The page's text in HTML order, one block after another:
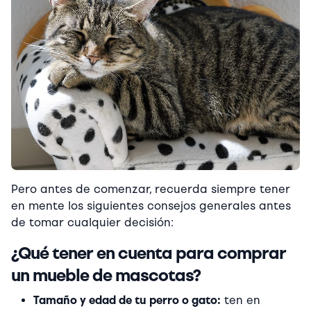
Pero antes de comenzar, recuerda siempre tener
en mente los siguientes consejos generales antes
de tomar cualquier decisión:
¿Qué tener en cuenta para comprar
un mueble de mascotas?
Tamaño y edad de tu perro o gato: ten en